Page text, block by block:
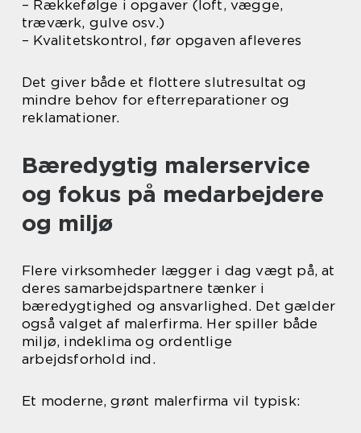
– Rækkefølge i opgaver (loft, vægge,
træværk, gulve osv.)
– Kvalitetskontrol, før opgaven afleveres
Det giver både et flottere slutresultat og
mindre behov for efterreparationer og
reklamationer.
Bæredygtig malerservice
og fokus på medarbejdere
og miljø
Flere virksomheder lægger i dag vægt på, at
deres samarbejdspartnere tænker i
bæredygtighed og ansvarlighed. Det gælder
også valget af malerfirma. Her spiller både
miljø, indeklima og ordentlige
arbejdsforhold ind.
Et moderne, grønt malerfirma vil typisk: